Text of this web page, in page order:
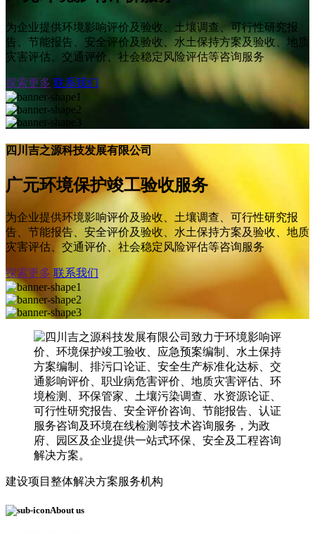
为企业提供环境影响评价及验收、土壤调查、可行性研究报
告、节能报告、安全评价及验收、水土保持方案及验收、地质
灾害评估、交通评价、社会稳定风险评估等咨询服务
探索更多 联系我们
四川吉之源科技发展有限公司
广元环境保护竣工验收服务
为企业提供环境影响评价及验收、土壤调查、可行性研究报
告、节能报告、安全评价及验收、水土保持方案及验收、地质
灾害评估、交通评价、社会稳定风险评估等咨询服务
探索更多 联系我们
建设项目整体解决方案服务机构
About us